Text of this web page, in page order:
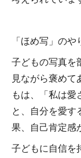
「ほめ写」の
子どもの写真を
見ながら褒めて
もは、「私は愛
と、自分を愛す
果、自己肯定感
子どもに自信を